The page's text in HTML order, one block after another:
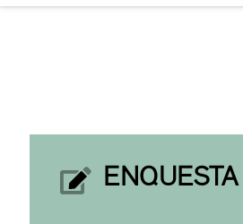
ENQUESTA